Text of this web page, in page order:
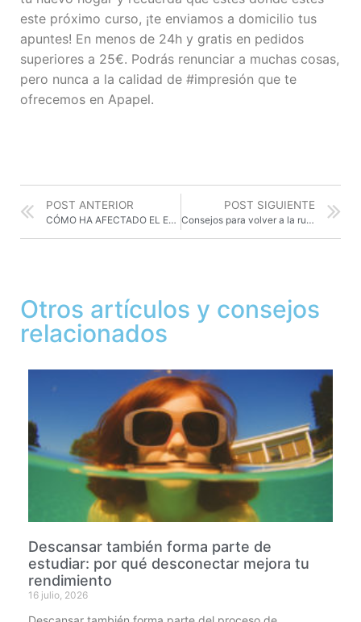
este próximo curso, ¡te enviamos a domicilio tus
apuntes! En menos de 24h y gratis en pedidos
superiores a 25€. Podrás renunciar a muchas cosas,
pero nunca a la calidad de #impresión que te
ofrecemos en Apapel.
POST ANTERIOR
CÓMO HA AFECTADO EL ESTUDIO EN CASA A LOS ALUMNOS
POST SIGUIENTE
Consejos para volver a la rutina de estudios
Otros artículos y consejos
relacionados
Descansar también forma parte de
estudiar: por qué desconectar mejora tu
rendimiento
16 julio, 2026